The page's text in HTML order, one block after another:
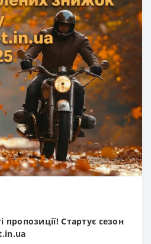
пропозиції! Стартує сезон